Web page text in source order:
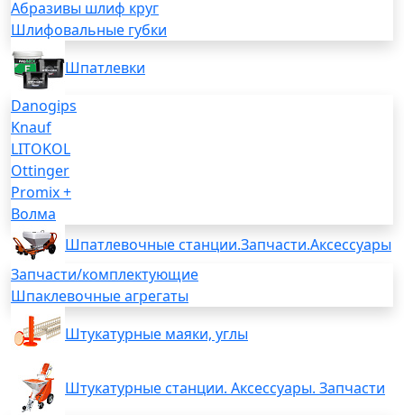
Абразивы шлиф круг
Шлифовальные губки
Шпатлевки
Danogips
Knauf
LITOKOL
Ottinger
Promix +
Волма
Шпатлевочные станции.Запчасти.Аксессуары
Запчасти/комплектующие
Шпаклевочные агрегаты
Штукатурные маяки, углы
Штукатурные станции. Аксессуары. Запчасти